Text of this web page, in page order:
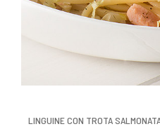
LINGUINE CON TROTA